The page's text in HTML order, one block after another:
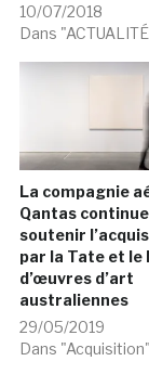
10/07/2018
Dans
La compagnie
Qantas
soutenir
par la Tate et le
d’œuvres d’art
australiennes
29/05/2019
Dans "Acquisition"